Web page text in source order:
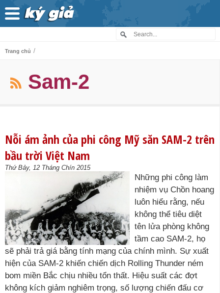
Trang chủ /
Sam-2
Nỗi ám ảnh của phi công Mỹ săn SAM-2 trên
bầu trời Việt Nam
Thứ Bảy, 12 Tháng Chín 2015
Những phi công làm
nhiệm vụ Chồn hoang
luôn hiểu rằng, nếu
không thể tiêu diệt
tên lửa phòng không
tầm cao SAM-2, họ
sẽ phải trả giá bằng tính mạng của chính mình. Sự xuất
hiện của SAM-2 khiến chiến dịch Rolling Thunder ném
bom miền Bắc chịu nhiều tổn thất. Hiệu suất các đợt
không kích giảm nghiêm trọng, số lượng chiến đấu cơ